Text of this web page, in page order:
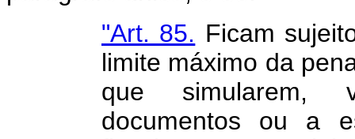
"Art. 85. Ficam
limite máximo da
que simularem,
documentos ou a